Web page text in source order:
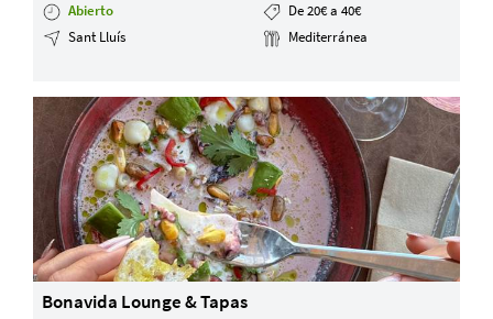
Abierto
De 20€ a 40€
Sant Lluís
Mediterránea
Bonavida Lounge & Tapas